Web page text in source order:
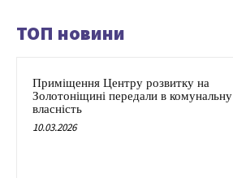
ТОП новини
Приміщення Центру розвитку на
Золотоніщині передали в комунальну
власність
10.03.2026